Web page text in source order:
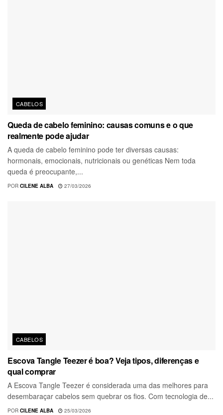
CABELOS
Queda de cabelo feminino: causas comuns e o que
realmente pode ajudar
A queda de cabelo feminino pode ter diversas causas:
hormonais, emocionais, nutricionais ou genéticas Nem toda
queda é preocupante,...
POR CILENE ALBA 27/03/2026
CABELOS
Escova Tangle Teezer é boa? Veja tipos, diferenças e
qual comprar
A Escova Tangle Teezer é considerada uma das melhores para
desembaraçar cabelos sem quebrar os fios. Com tecnologia de...
POR CILENE ALBA 25/03/2026